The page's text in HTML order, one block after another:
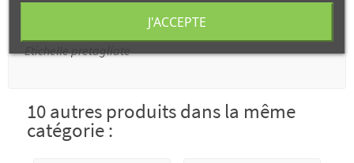
labels / Vorgeschnittene Etiketten / Etiquetas precartadas /
Etichelle pretagliate
10 autres produits dans la même
catégorie :
J'ACCEPTE